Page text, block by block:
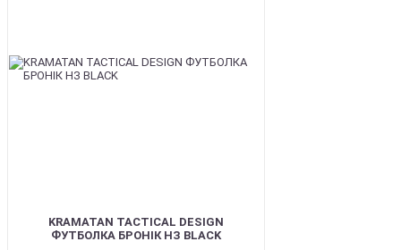
KRAMATAN TACTICAL DESIGN
ФУТБОЛКА БРОНІК НЗ BLACK